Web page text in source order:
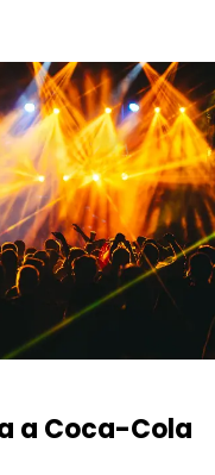
a Coca-Cola